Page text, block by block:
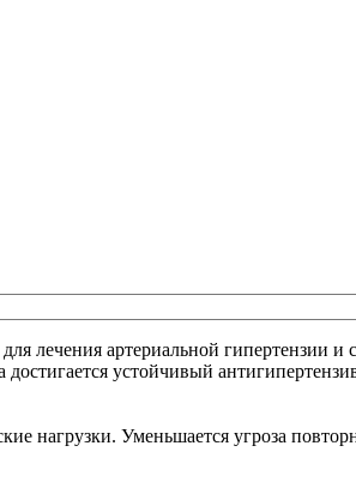
лечения артериальной гипертензии
устойчивый
нагрузки. Уменьшается угроза